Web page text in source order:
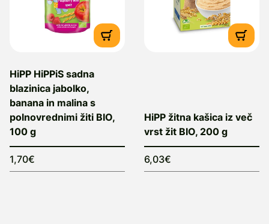
HiPP HiPPiS sadna
blazinica jabolko,
banana in malina s
polnovrednimi žiti BIO,
100 g
1,70€
HiPP žitna kašica iz več
vrst žit BIO, 200 g
6,03€